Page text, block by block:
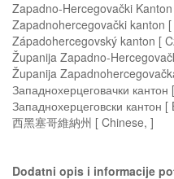
Zapadno-Hercegovački
Zapadnohercegovački kanton
Západohercegovský kanton [
Županija Zapadno-
Županija
Западнохерцеговачки кантон
Западнохерцеговски кантон [
西黑塞哥維納州 [ Chinese, ]
Dodatni opis i informacije